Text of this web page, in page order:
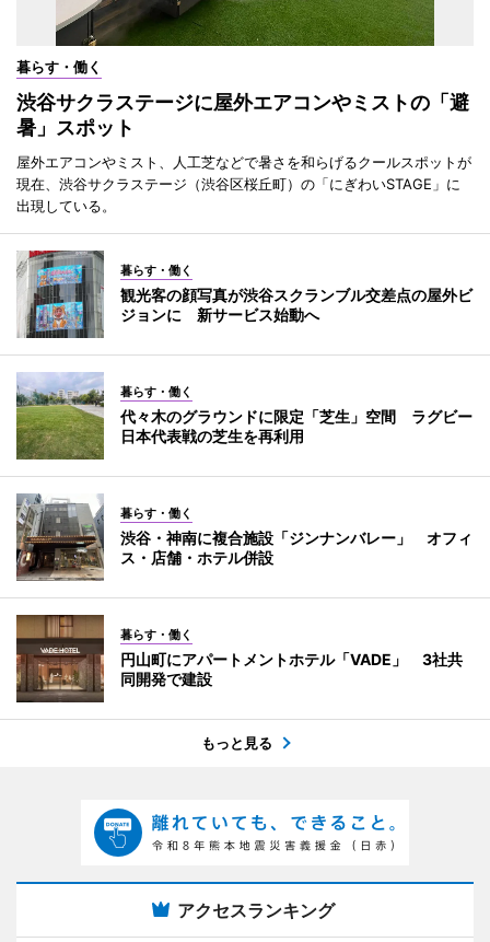
暮らす・働く
渋谷サクラステージに屋外エアコンやミストの「避
暑」スポット
屋外エアコンやミスト、人工芝などで暑さを和らげるクールスポットが
現在、渋谷サクラステージ（渋谷区桜丘町）の「にぎわいSTAGE」に
出現している。
暮らす・働く
観光客の顔写真が渋谷スクランブル交差点の屋外ビ
ジョンに 新サービス始動へ
暮らす・働く
代々木のグラウンドに限定「芝生」空間 ラグビー
日本代表戦の芝生を再利用
暮らす・働く
渋谷・神南に複合施設「ジンナンバレー」 オフィ
ス・店舗・ホテル併設
暮らす・働く
円山町にアパートメントホテル「VADE」 3社共
同開発で建設
もっと見る
アクセスランキング